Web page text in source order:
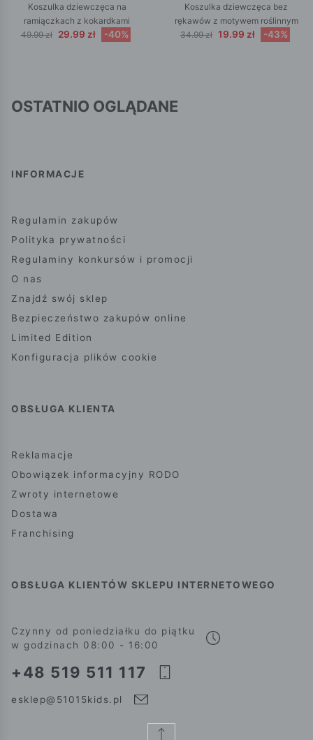
Koszulka dziewczęca na
ramiączkach z kokardkami
49.99 zł
29.99 zł -40%
Koszulka dziewczęca bez
rękawów z motywem roślinnym
34.99 zł 19.99 zł -43%
OSTATNIO OGLĄDANE
INFORMACJE
Regulamin zakupów
Polityka prywatności
Regulaminy konkursów i promocji
O nas
Znajdź swój sklep
Bezpieczeństwo zakupów online
Limited Edition
Konfiguracja plików cookie
OBSŁUGA KLIENTA
Reklamacje
Obowiązek informacyjny RODO
Zwroty internetowe
Dostawa
Franchising
OBSŁUGA KLIENTÓW SKLEPU INTERNETOWEGO
Czynny od poniedziałku do piątku
w godzinach 08:00 - 16:00
+48 519 511 117
esklep@51015kids.pl